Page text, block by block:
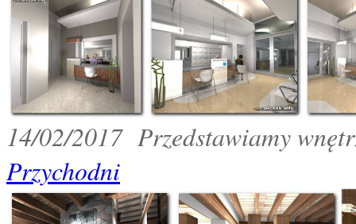
14/02/2017 Przedstawiamy
Przychodni